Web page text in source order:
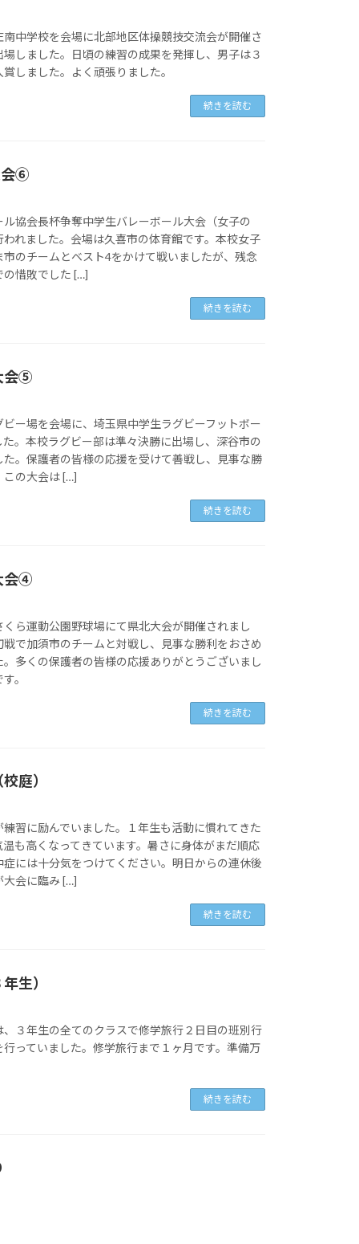
中学校を会場に北部地区体操競技交流会が開催さ
しました。日頃の練習の成果を発揮し、男子は３
しました。よく頑張りました。
続きを読む
会⑥
協会長杯争奪中学生バレーボール大会（女子の
れました。会場は久喜市の体育館です。本校女子
のチームとベスト4をかけて戦いましたが、残念
の惜敗でした […]
続きを読む
会⑤
ー場を会場に、埼玉県中学生ラグビーフットボー
た。本校ラグビー部は準々決勝に出場し、深谷市の
た。保護者の皆様の応援を受けて善戦し、見事な勝
この大会は […]
続きを読む
会④
ら運動公園野球場にて県北大会が開催されまし
で加須市のチームと対戦し、見事な勝利をおさめ
多くの保護者の皆様の応援ありがとうございまし
。
続きを読む
庭）
習に励んでいました。１年生も活動に慣れてきた
温も高くなってきています。暑さに身体がまだ順応
症には十分気をつけてください。明日からの連休後
大会に臨み […]
続きを読む
生）
３年生の全てのクラスで修学旅行２日目の班別行
っていました。修学旅行まで１ヶ月です。準備万
続きを読む